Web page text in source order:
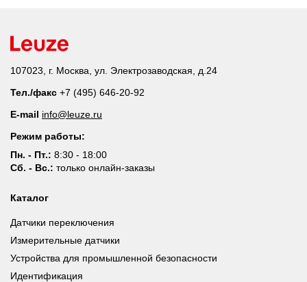
107023, г. Москва, ул. Электрозаводская, д.24
Тел./факс +7 (495) 646-20-92
E-mail info@leuze.ru
Режим работы:
Пн. - Пт.: 8:30 - 18:00
Сб. - Вс.: только онлайн-заказы
Каталог
Датчики переключения
Измерительные датчики
Устройства для промышленной безопасности
Идентификация